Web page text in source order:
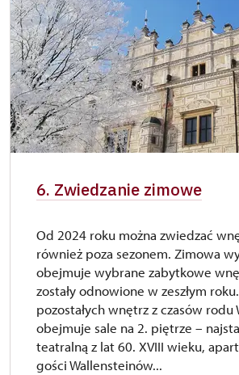
6. Zwiedzanie zimowe
Od 2024 roku można zwiedzać
również poza sezonem. Zimowa
obejmuje wybrane zabytkowe
zostały odnowione w zeszłym
pozostałych wnętrz z czasów rodu
obejmuje sale na 2. piętrze –
teatralną z lat 60. XVIII wieku,
gości Wallensteinów...